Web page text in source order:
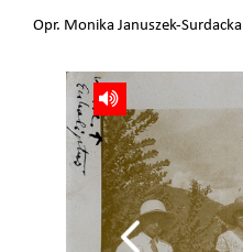
Opr. Monika Januszek-Surdacka